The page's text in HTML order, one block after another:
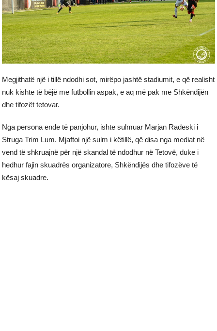
Megjithatë një i tillë ndodhi sot, mirëpo jashtë stadiumit, e që realisht
nuk kishte të bëjë me futbollin aspak, e aq më pak me Shkëndijën
dhe tifozët tetovar.
Nga persona ende të panjohur, ishte sulmuar Marjan Radeski i
Struga Trim Lum. Mjaftoi një sulm i këtillë, që disa nga mediat në
vend të shkruajnë për një skandal të ndodhur në Tetovë, duke i
hedhur fajin skuadrës organizatore, Shkëndijës dhe tifozëve të
kësaj skuadre.